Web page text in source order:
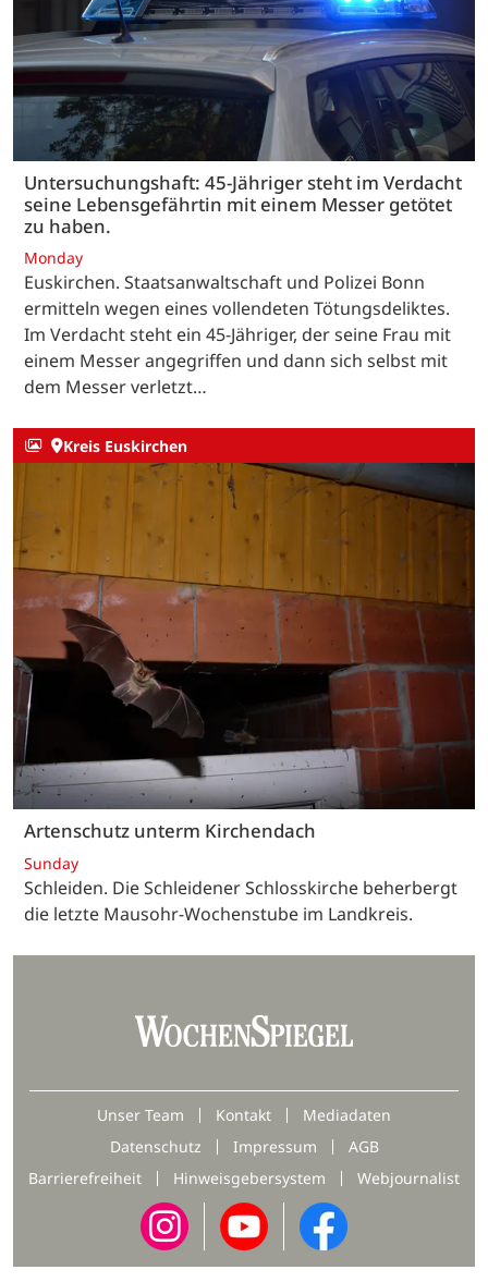
Untersuchungshaft: 45-Jähriger steht im Verdacht
seine Lebensgefährtin mit einem Messer getötet
zu haben.
Monday
Euskirchen. Staatsanwaltschaft und Polizei Bonn
ermitteln wegen eines vollendeten Tötungsdeliktes.
Im Verdacht steht ein 45-Jähriger, der seine Frau mit
einem Messer angegriffen und dann sich selbst mit
dem Messer verletzt…
Kreis Euskirchen
Artenschutz unterm Kirchendach
Sunday
Schleiden. Die Schleidener Schlosskirche beherbergt
die letzte Mausohr-Wochenstube im Landkreis.
Unser Team Kontakt
Mediadaten
Datenschutz
Impressum
AGB
Barrierefreiheit
Hinweisgebersystem Webjournalist